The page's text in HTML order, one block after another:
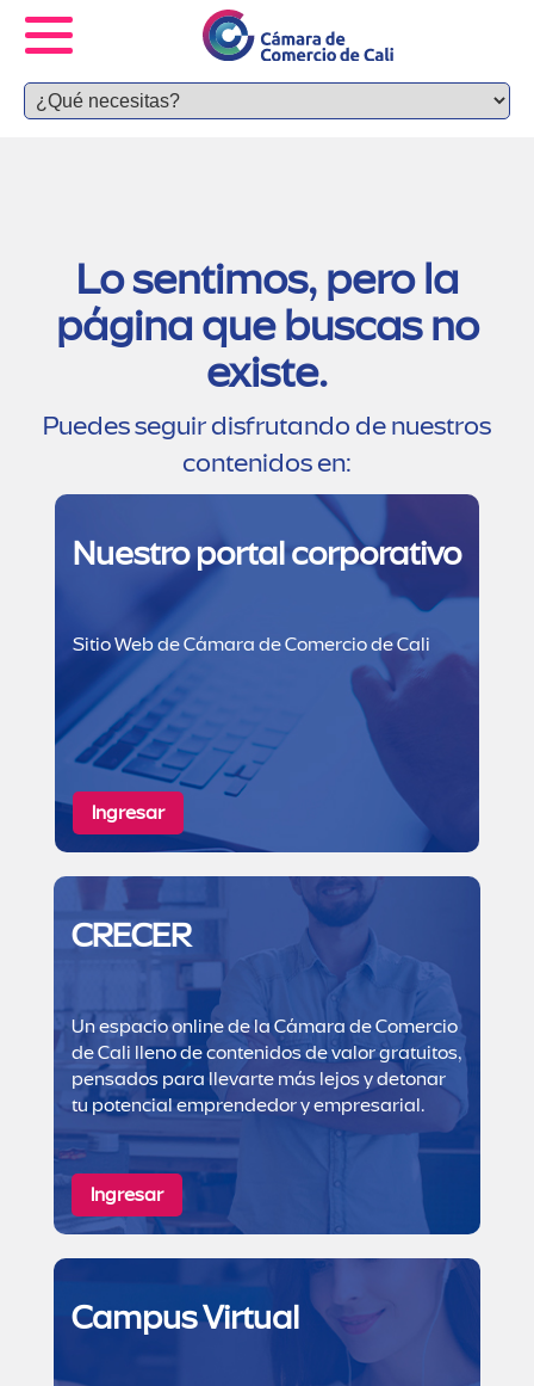
Lo sentimos, pero la
página que buscas no
existe.
Puedes seguir disfrutando de nuestros
contenidos en:
Nuestro portal corporativo
Sitio Web de Cámara de Comercio de Cali
Ingresar
CRECER
Un espacio online de la Cámara de Comercio
de Cali lleno de contenidos de valor gratuitos,
pensados para llevarte más lejos y detonar
tu potencial emprendedor y empresarial.
Ingresar
Campus Virtual